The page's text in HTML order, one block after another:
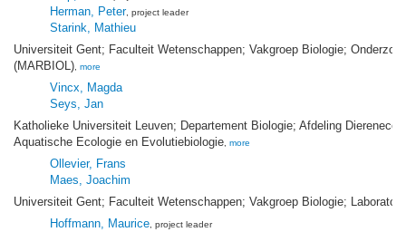
Herman, Peter, project leader
Starink, Mathieu
Universiteit Gent; Faculteit Wetenschappen; Vakgroep Biologie;
(MARBIOL), more
Vincx, Magda
Seys, Jan
Katholieke Universiteit Leuven; Departement Biologie; Afdeling
Aquatische Ecologie en Evolutiebiologie, more
Ollevier, Frans
Maes, Joachim
Universiteit Gent; Faculteit Wetenschappen; Vakgroep Biologie;
Hoffmann, Maurice, project leader